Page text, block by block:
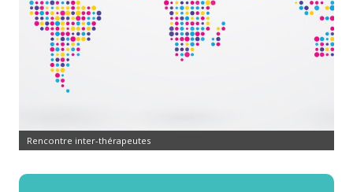
Rencontre inter-thérapeutes